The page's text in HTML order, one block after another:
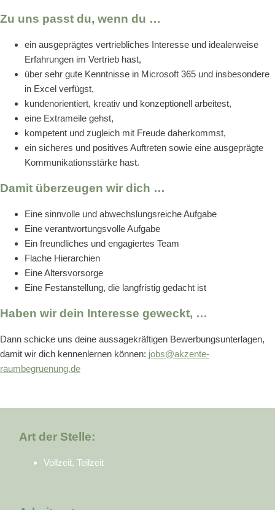
Zu uns passt du, wenn du …
ein ausgeprägtes vertriebliches Interesse und idealerweise
Erfahrungen im Vertrieb hast,
über sehr gute Kenntnisse in Microsoft 365 und insbesondere
in Excel verfügst,
kundenorientiert, kreativ und konzeptionell arbeitest,
eine Extrameile gehst,
kompetent und zugleich mit Freude daherkommst,
ein sicheres und positives Auftreten sowie eine ausgeprägte
Kommunikationsstärke hast.
Damit überzeugen wir dich …
Eine sinnvolle und abwechslungsreiche Aufgabe
Eine verantwortungsvolle Aufgabe
Ein freundliches und engagiertes Team
Flache Hierarchien
Eine Altersvorsorge
Eine Festanstellung, die langfristig gedacht ist
Haben wir dein Interesse geweckt, …
Dann schicke uns deine aussagekräftigen Bewerbungsunterlagen,
damit wir dich kennenlernen können: jobs@akzente-
raumbegruenung.de
Art der Stelle:
Vollzeit, Teilzeit